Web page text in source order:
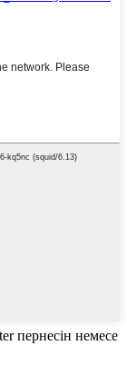
пернесін немесе